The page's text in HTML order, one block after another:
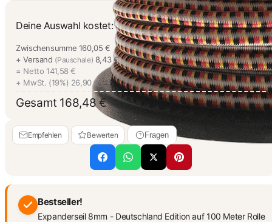
Deine Auswahl kostet:
Zwischensumme 160,05 €
+ Versand (Pauschale) 8,43 €
= Netto 141,58 €
+ MwSt. (19%) 26,90 €
Gesamt 168,48 €
Empfehlen Bewerten Fragen
Bestseller!
Expanderseil 8mm - Deutschland Edition auf 100 Meter Rolle